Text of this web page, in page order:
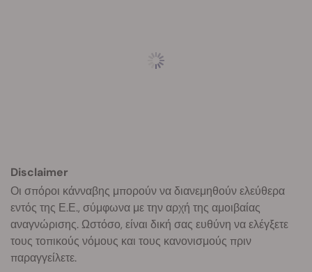
Disclaimer
Οι σπόροι κάνναβης μπορούν να διανεμηθούν ελεύθερα
εντός της Ε.Ε., σύμφωνα με την αρχή της αμοιβαίας
αναγνώρισης. Ωστόσο, είναι δική σας ευθύνη να ελέγξετε
τους τοπικούς νόμους και τους κανονισμούς πριν
παραγγείλετε.